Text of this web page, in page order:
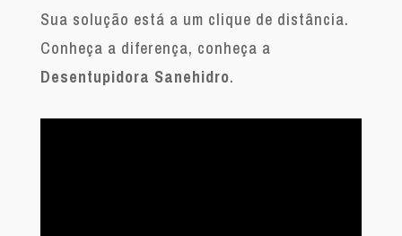
Sua solução está a um clique de distância.
Conheça a diferença, conheça a
Desentupidora Sanehidro.